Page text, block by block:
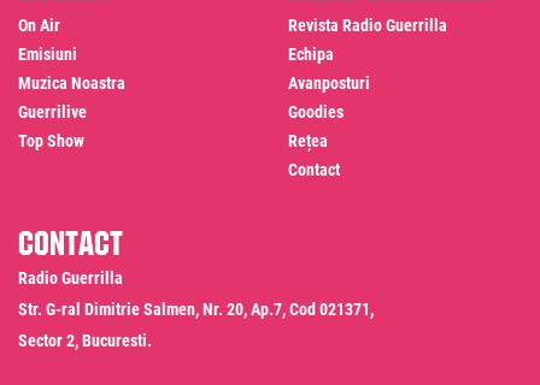
On Air
Emisiuni
Muzica Noastra
Guerrilive
Top Show
Revista Radio Guerrilla
Echipa
Avanposturi
Goodies
Rețea
Contact
Contact
Radio Guerrilla
Str. G-ral Dimitrie Salmen, Nr. 20, Ap.7, Cod 021371,
Sector 2, Bucuresti.